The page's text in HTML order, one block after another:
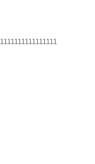
1111111111111111